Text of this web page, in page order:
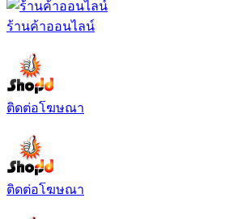
ร้านค้าออนไลน์
ติดต่อโฆษณา
ติดต่อโฆษณา